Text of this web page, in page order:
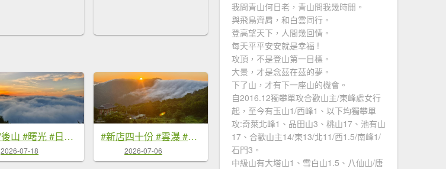
#石碇後山 #曙光 #日出 #雲海 7/18
2026-07-18
#新店四十份 #雲瀑 #翡翠水庫壩頂 #日出 #雲海 #觀音圈 7/6&7&19
2026-07-06
我問青山何日老，青山問我幾時閒。
與飛鳥齊肩，和白雲同行。
登高望天下，人間幾回情。
每天平平安安就是幸福 !
攻頂，不是登山第一目標。
大景，才是念茲在茲的夢。
下了山，才有下一座山的機會。
自2016.12獨攀單攻合歡山主/東峰處女行
起，至今有玉山1/西峰1、以下均獨攀單
攻:奇萊北峰1、品田山3、桃山17、池有山
17、合歡山主14/東13/北11/西1.5/南峰1/
石門3。
中級山有大塔山1、雪白山1.5、八仙山/唐